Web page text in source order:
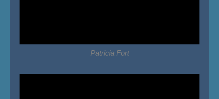
Patricia Fort